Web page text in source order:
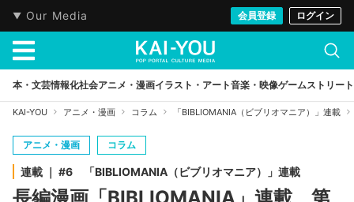
Our Media 会員登録 ログイン
本・文芸情報化社会アニメ・漫画イラスト・アート音楽・映像ゲームストリート
KAI-YOU アニメ・漫画 コラム 「BIBLIOMANIA（ビブリオマニア）」連載
アニメ・漫画 コラム
連載 ｜ #6 「BIBLIOMANIA（ビブリオマニア）」連載